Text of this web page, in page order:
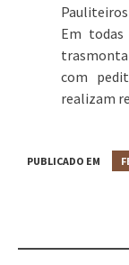
Em
com
realizam
PUBLICADO EM